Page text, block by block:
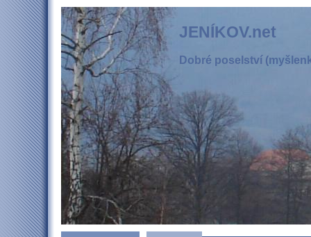
JENÍKOV.net
Dobré poselství